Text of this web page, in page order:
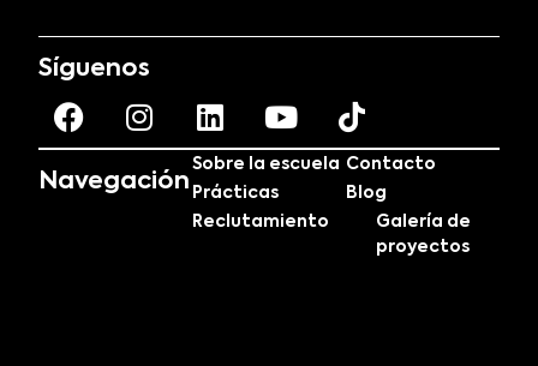
Navegación
Sobre la escuela
Prácticas
Reclutamiento
Contacto
Blog
Galería de
proyectos
Síguenos